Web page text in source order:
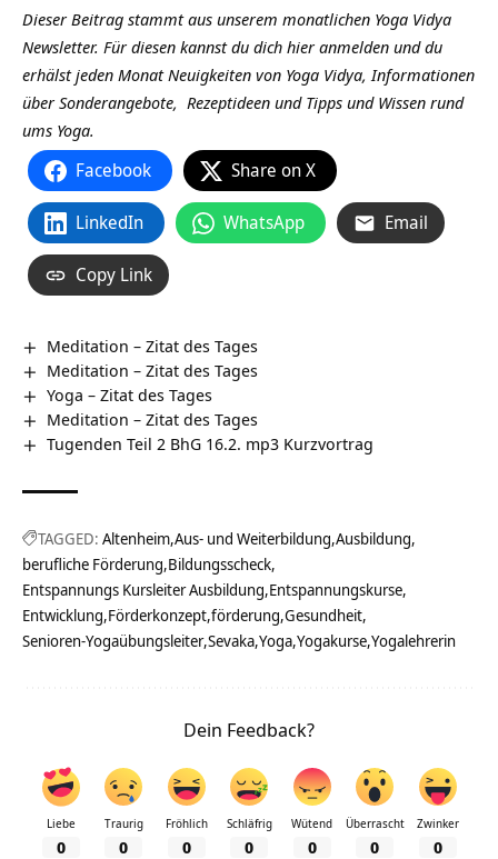
Dieser Beitrag stammt aus unserem monatlichen Yoga Vidya
Newsletter. Für diesen kannst du dich hier anmelden und du
erhälst jeden Monat Neuigkeiten von Yoga Vidya, Informationen
über Sonderangebote, Rezeptideen und Tipps und Wissen rund
ums Yoga.
Facebook Share on X
LinkedIn WhatsApp Email
Copy Link
Meditation – Zitat des Tages
Meditation – Zitat des Tages
Yoga – Zitat des Tages
Meditation – Zitat des Tages
Tugenden Teil 2 BhG 16.2. mp3 Kurzvortrag
TAGGED: Altenheim Aus- und Weiterbildung Ausbildung
berufliche Förderung Bildungsscheck
Entspannungs Kursleiter Ausbildung Entspannungskurse
Entwicklung Förderkonzept förderung Gesundheit
Senioren-Yogaübungsleiter Sevaka Yoga Yogakurse Yogalehrerin
Dein Feedback?
Liebe
0
Traurig
0
Fröhlich
0
Schläfrig
0
Wütend
0
Überrascht
0
Zwinker
0